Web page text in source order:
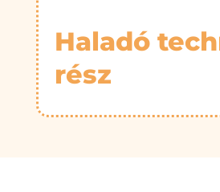
Haladó
rész